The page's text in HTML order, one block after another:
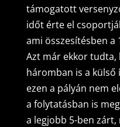
támogatott
időt érte el
ami összesítésben a
Azt már ekkor
háromban is a
ezen a pályán nem
a folytatásban is
a legjobb 5-ben zárt,